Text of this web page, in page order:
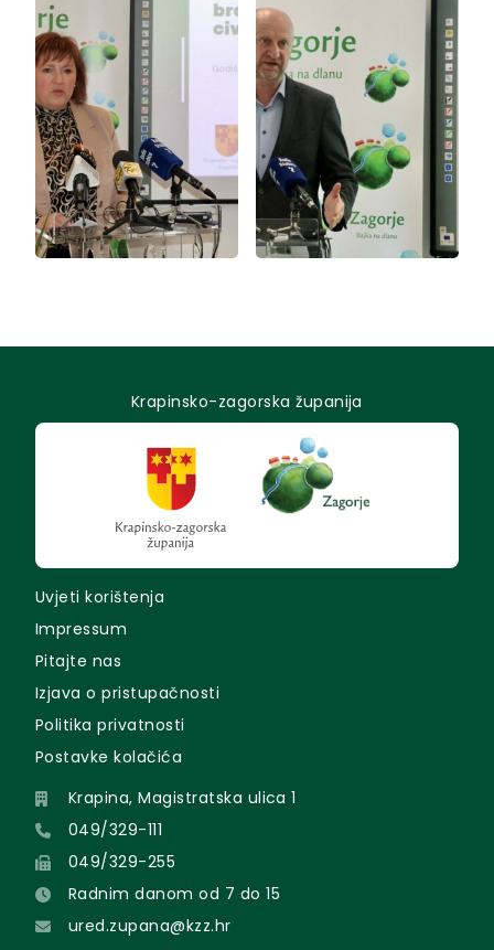
Krapinsko-zagorska županija
Uvjeti korištenja
Impressum
Pitajte nas
Izjava o pristupačnosti
Politika privatnosti
Postavke kolačića
Krapina, Magistratska ulica 1
049/329-111
049/329-255
Radnim danom od 7 do 15
ured.zupana@kzz.hr